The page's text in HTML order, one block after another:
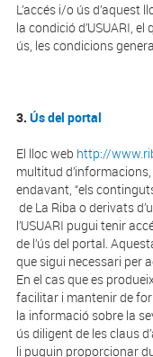
L’accés i/o ús d’aquest
la condició d’USUARI,
ús, les condicions
3. Ús del portal
El lloc web http://
multitud
endavant, “els
de La Riba o derivats
l’USUARI pugui tenir
de l’ús del portal.
que sigui necessari per
En el cas que es
facilitar i mantenir de
la informació sobre la
ús diligent de les claus
li puguin proporcionar